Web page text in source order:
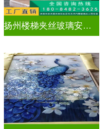
扬州楼梯夹丝玻璃安装电话